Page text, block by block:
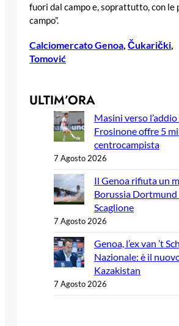
fuori dal campo e, soprattutto, con le
campo”.
Calciomercato Genoa, Čukarički
Tomović
ULTIM’ORA
Masini verso
Frosinone offre 5
centrocampista
7 Agosto 2026
Il Genoa rifiuta un
Borussia
Scaglione
7 Agosto 2026
Genoa, l’ex van ’t
Nazionale: è il
Kazakistan
7 Agosto 2026